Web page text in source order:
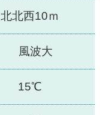
北北西10ｍ
風波大
15℃